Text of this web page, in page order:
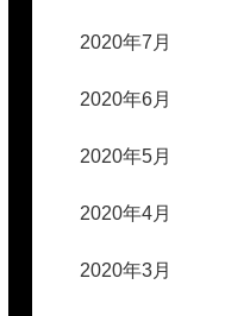
2020年7月
2020年6月
2020年5月
2020年4月
2020年3月